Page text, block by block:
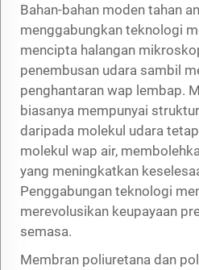
Bahan-bahan moden tahan
menggabungkan teknologi
mencipta halangan
penembusan udara sambil
penghantaran wap lembap.
biasanya mempunyai
daripada molekul udara
molekul wap air,
yang meningkatkan
Penggabungan teknologi
merevolusikan keupayaan
semasa.
Membran poliuretana dan